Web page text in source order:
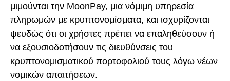
μιμούνται την MoonPay, μια νόμιμη υπηρεσία
πληρωμών με κρυπτονομίσματα, και ισχυρίζονται
ψευδώς ότι οι χρήστες πρέπει να επαληθεύσουν ή
να εξουσιοδοτήσουν τις διευθύνσεις του
κρυπτονομισματικού πορτοφολιού τους λόγω νέων
νομικών απαιτήσεων.